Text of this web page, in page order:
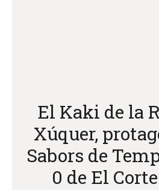
El Kaki de la
Xúquer,
Sabors de
0 de El